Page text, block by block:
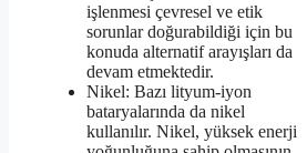
işlenmesi çevresel ve etik
sorunlar doğurabildiği için bu
konuda alternatif arayışları da
devam etmektedir.
Nikel: Bazı lityum-iyon
bataryalarında da nikel
kullanılır. Nikel, yüksek enerji